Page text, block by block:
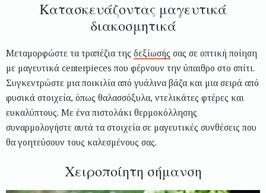
Κατασκευάζοντας μαγευτικά
διακοσμητικά
Μεταμορφώστε τα τραπέζια της δεξίωσής σας σε οπτική ποίηση
με μαγευτικά centerpieces που φέρνουν την ύπαιθρο στο σπίτι.
Συγκεντρώστε μια ποικιλία από γυάλινα βάζα και μια σειρά από
φυσικά στοιχεία, όπως θαλασσόξυλα, ντελικάτες φτέρες και
ευκαλύπτους. Με ένα πιστολάκι θερμοκόλλησης
συναρμολογήστε αυτά τα στοιχεία σε μαγευτικές συνθέσεις που
θα γοητεύσουν τους καλεσμένους σας.
Χειροποίητη σήμανση